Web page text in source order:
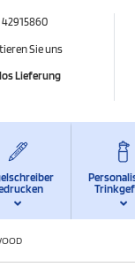
42915860
Sie uns
Lieferung